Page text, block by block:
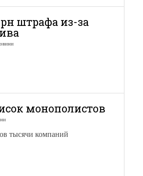
штрафа из-за
монополистов
тысячи компаний